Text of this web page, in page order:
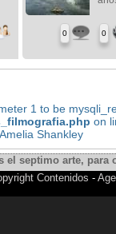
0 0
1 to be
on
Shankley
el septimo arte,
Contenidos -